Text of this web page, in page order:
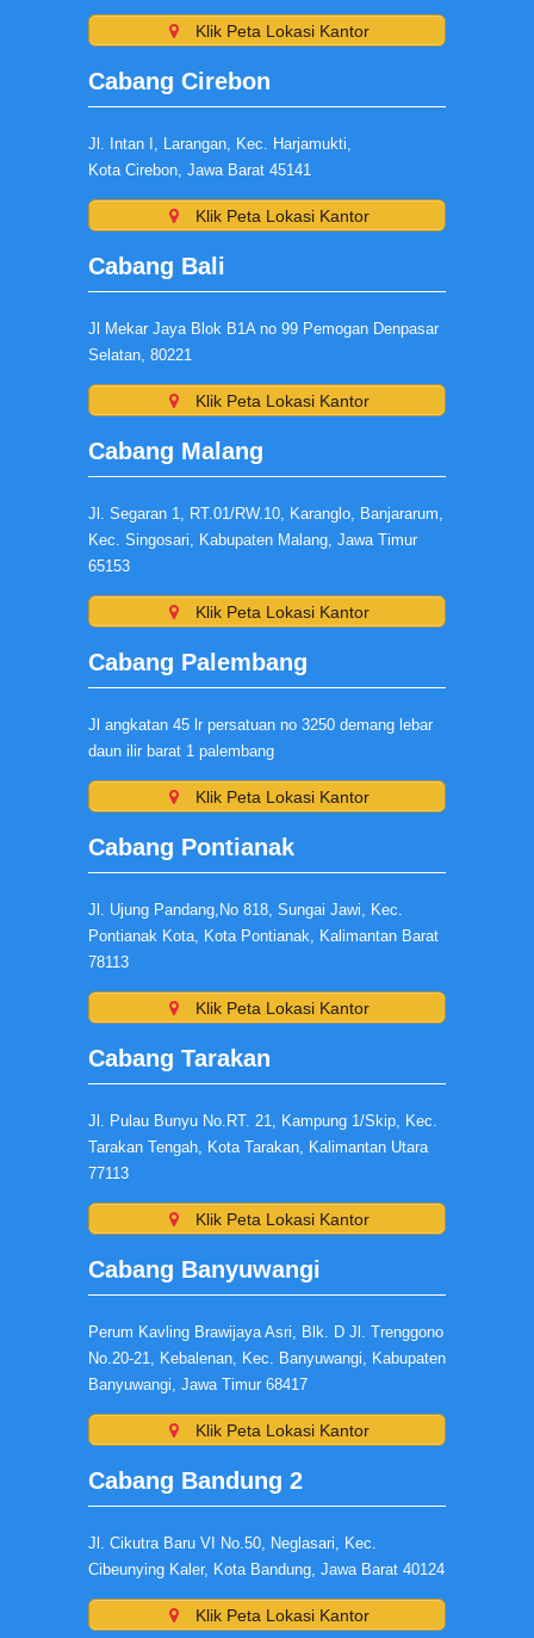
Klik Peta Lokasi Kantor
Cabang Cirebon
Jl. Intan I, Larangan, Kec. Harjamukti,
Kota Cirebon, Jawa Barat 45141
Klik Peta Lokasi Kantor
Cabang Bali
Jl Mekar Jaya Blok B1A no 99 Pemogan Denpasar
Selatan, 80221
Klik Peta Lokasi Kantor
Cabang Malang
Jl. Segaran 1, RT.01/RW.10, Karanglo, Banjararum,
Kec. Singosari, Kabupaten Malang, Jawa Timur
65153
Klik Peta Lokasi Kantor
Cabang Palembang
Jl angkatan 45 lr persatuan no 3250 demang lebar
daun ilir barat 1 palembang
Klik Peta Lokasi Kantor
Cabang Pontianak
Jl. Ujung Pandang,No 818, Sungai Jawi, Kec.
Pontianak Kota, Kota Pontianak, Kalimantan Barat
78113
Klik Peta Lokasi Kantor
Cabang Tarakan
Jl. Pulau Bunyu No.RT. 21, Kampung 1/Skip, Kec.
Tarakan Tengah, Kota Tarakan, Kalimantan Utara
77113
Klik Peta Lokasi Kantor
Cabang Banyuwangi
Perum Kavling Brawijaya Asri, Blk. D Jl. Trenggono
No.20-21, Kebalenan, Kec. Banyuwangi, Kabupaten
Banyuwangi, Jawa Timur 68417
Klik Peta Lokasi Kantor
Cabang Bandung 2
Jl. Cikutra Baru VI No.50, Neglasari, Kec.
Cibeunying Kaler, Kota Bandung, Jawa Barat 40124
Klik Peta Lokasi Kantor